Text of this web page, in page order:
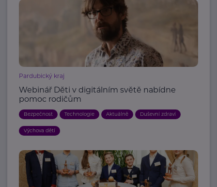
Pardubický kraj
Webinář Děti v digitálním světě nabídne
pomoc rodičům
Bezpečnost Technologie Aktuálně Duševní zdraví
Výchova dětí